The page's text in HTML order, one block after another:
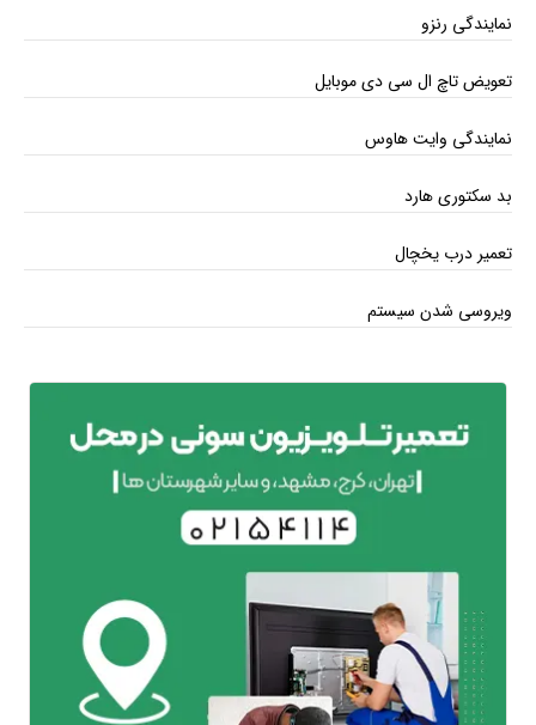
نمایندگی رنزو
تعویض تاچ ال سی دی موبایل
نمایندگی وایت هاوس
بد سکتوری هارد
تعمیر درب یخچال
ویروسی شدن سیستم